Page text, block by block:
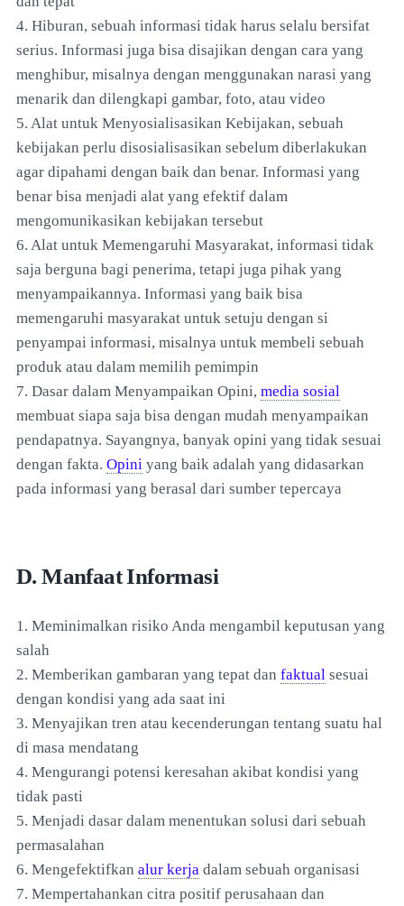
4. Hiburan, sebuah informasi tidak harus selalu bersifat
serius. Informasi juga bisa disajikan dengan cara yang
menghibur, misalnya dengan menggunakan narasi yang
menarik dan dilengkapi gambar, foto, atau video
5. Alat untuk Menyosialisasikan Kebijakan, sebuah
kebijakan perlu disosialisasikan sebelum diberlakukan
agar dipahami dengan baik dan benar. Informasi yang
benar bisa menjadi alat yang efektif dalam
mengomunikasikan kebijakan tersebut
6. Alat untuk Memengaruhi Masyarakat, informasi tidak
saja berguna bagi penerima, tetapi juga pihak yang
menyampaikannya. Informasi yang baik bisa
memengaruhi masyarakat untuk setuju dengan si
penyampai informasi, misalnya untuk membeli sebuah
produk atau dalam memilih pemimpin
7. Dasar dalam Menyampaikan Opini, media sosial
membuat siapa saja bisa dengan mudah menyampaikan
pendapatnya. Sayangnya, banyak opini yang tidak sesuai
dengan fakta. Opini yang baik adalah yang didasarkan
pada informasi yang berasal dari sumber tepercaya
D. Manfaat Informasi
1. Meminimalkan risiko Anda mengambil keputusan yang
salah
2. Memberikan gambaran yang tepat dan faktual sesuai
dengan kondisi yang ada saat ini
3. Menyajikan tren atau kecenderungan tentang suatu hal
di masa mendatang
4. Mengurangi potensi keresahan akibat kondisi yang
tidak pasti
5. Menjadi dasar dalam menentukan solusi dari sebuah
permasalahan
6. Mengefektifkan alur kerja dalam sebuah organisasi
7. Mempertahankan citra positif perusahaan dan